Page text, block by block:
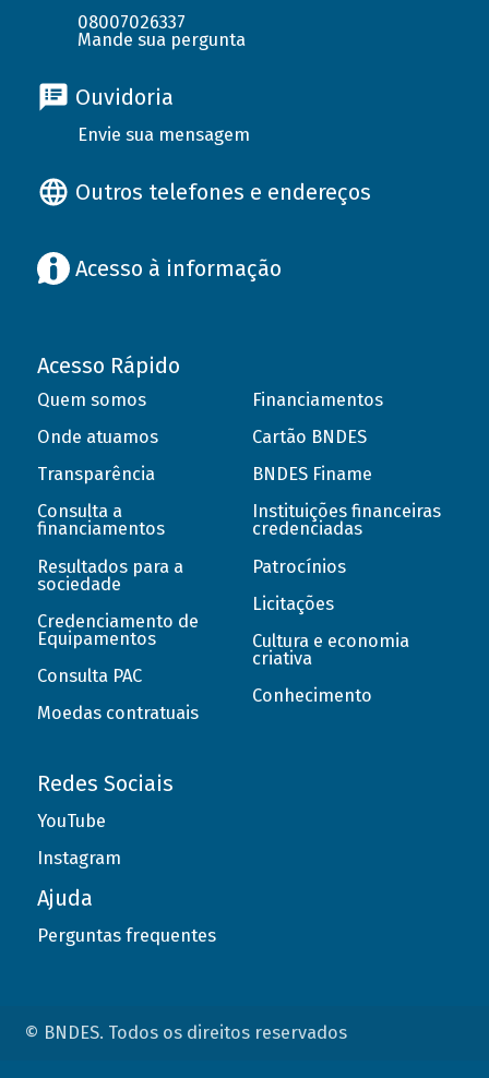
08007026337
Mande sua pergunta
Ouvidoria
Envie sua mensagem
Outros telefones e endereços
Acesso à informação
Acesso Rápido
Quem somos
Onde atuamos
Transparência
Consulta a
financiamentos
Resultados para a
sociedade
Credenciamento de
Equipamentos
Consulta PAC
Moedas contratuais
Financiamentos
Cartão BNDES
BNDES Finame
Instituições financeiras
credenciadas
Patrocínios
Licitações
Cultura e economia
criativa
Conhecimento
Redes Sociais
YouTube
Instagram
Ajuda
Perguntas frequentes
© BNDES. Todos os direitos reservados